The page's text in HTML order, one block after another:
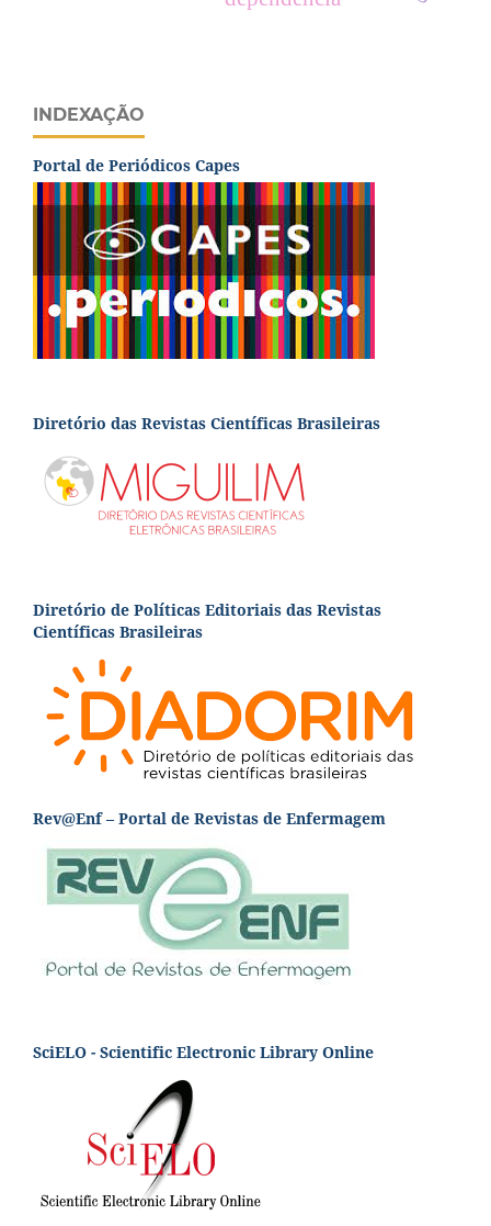
INDEXAÇÃO
Portal de Periódicos Capes
Diretório das Revistas Científicas Brasileiras
Diretório de Políticas Editoriais das Revistas
Científicas Brasileiras
Rev@Enf – Portal de Revistas de Enfermagem
SciELO - Scientific Electronic Library Online